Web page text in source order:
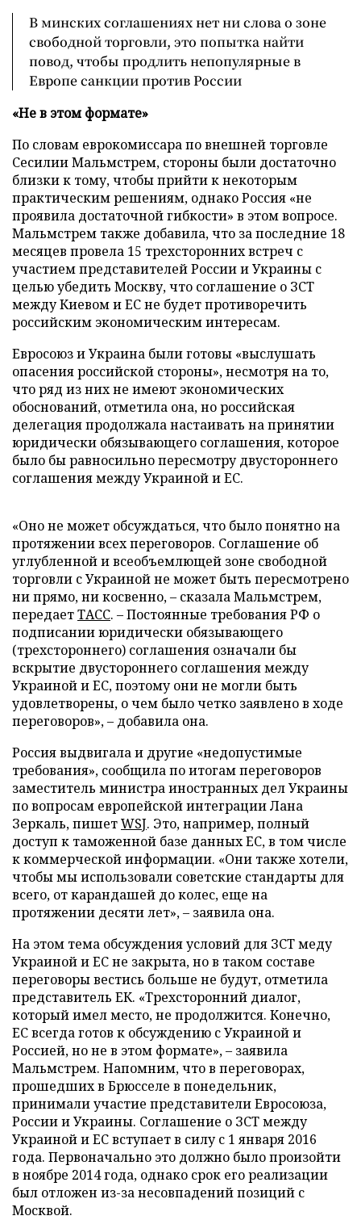
В минских соглашениях нет ни слова о зоне
свободной торговли, это попытка найти
повод, чтобы продлить непопулярные в
Европе санкции против России
«Не в этом формате»
По словам еврокомиссара по внешней торговле
Сесилии Мальмстрем, стороны были достаточно
близки к тому, чтобы прийти к некоторым
практическим решениям, однако Россия «не
проявила достаточной гибкости» в этом вопросе.
Мальмстрем также добавила, что за последние 18
месяцев провела 15 трехсторонних встреч с
участием представителей России и Украины с
целью убедить Москву, что соглашение о ЗСТ
между Киевом и ЕС не будет противоречить
российским экономическим интересам.
Евросоюз и Украина были готовы «выслушать
опасения российской стороны», несмотря на то,
что ряд из них не имеют экономических
обоснований, отметила она, но российская
делегация продолжала настаивать на принятии
юридически обязывающего соглашения, которое
было бы равносильно пересмотру двустороннего
соглашения между Украиной и ЕС.
«Оно не может обсуждаться, что было понятно на
протяжении всех переговоров. Соглашение об
углубленной и всеобъемлющей зоне свободной
торговли с Украиной не может быть пересмотрено
ни прямо, ни косвенно, – сказала Мальмстрем,
передаетТАСС. – Постоянные требования РФ о
подписании юридически обязывающего
(трехстороннего) соглашения означали бы
вскрытие двустороннего соглашения между
Украиной и ЕС, поэтому они не могли быть
удовлетворены, о чем было четко заявлено в ходе
переговоров», – добавила она.
Россия выдвигала и другие «недопустимые
требования», сообщила по итогам переговоров
заместитель министра иностранных дел Украины
по вопросам европейской интеграции Лана
Зеркаль, пишетWSJ. Это, например, полный
доступ к таможенной базе данных ЕС, в том числе
к коммерческой информации. «Они также хотели,
чтобы мы использовали советские стандарты для
всего, от карандашей до колес, еще на
протяжении десяти лет», – заявила она.
На этом тема обсуждения условий для ЗСТ меду
Украиной и ЕС не закрыта, но в таком составе
переговоры вестись больше не будут, отметила
представитель ЕК. «Трехсторонний диалог,
который имел место, не продолжится. Конечно,
ЕС всегда готов к обсуждению с Украиной и
Россией, но не в этом формате», – заявила
Мальмстрем. Напомним, что в переговорах,
прошедших в Брюсселе в понедельник,
принимали участие представители Евросоюза,
России и Украины. Соглашение о ЗСТ между
Украиной и ЕС вступает в силу с 1 января 2016
года. Первоначально это должно было произойти
в ноябре 2014 года, однако срок его реализации
был отложен из-за несовпадений позиций с
Москвой.